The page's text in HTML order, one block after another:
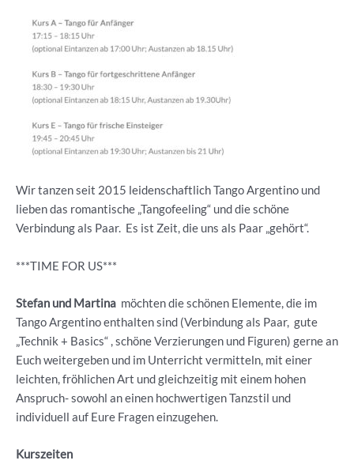
Wir tanzen seit 2015 leidenschaftlich Tango Argentino und
lieben das romantische „Tangofeeling“ und die schöne
Verbindung als Paar. Es ist Zeit, die uns als Paar „gehört“.
***TIME FOR US***
Stefan und Martina möchten die schönen Elemente, die im
Tango Argentino enthalten sind (Verbindung als Paar, gute
„Technik + Basics“ , schöne Verzierungen und Figuren) gerne an
Euch weitergeben und im Unterricht vermitteln, mit einer
leichten, fröhlichen Art und gleichzeitig mit einem hohen
Anspruch- sowohl an einen hochwertigen Tanzstil und
individuell auf Eure Fragen einzugehen.
Kurszeiten